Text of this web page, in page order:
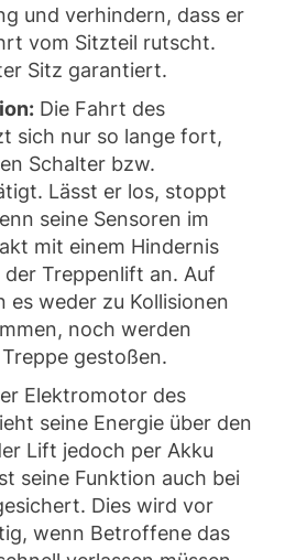
und verhindern, dass er
vom Sitzteil rutscht.
Sitz garantiert.
Die Fahrt des
sich nur so lange fort,
Schalter bzw.
Lässt er los, stoppt
seine Sensoren im
mit einem Hindernis
Treppenlift an. Auf
es weder zu Kollisionen
noch werden
gestoßen.
Elektromotor des
seine Energie über den
Lift jedoch per Akku
seine Funktion auch bei
Dies wird vor
wenn Betroffene das